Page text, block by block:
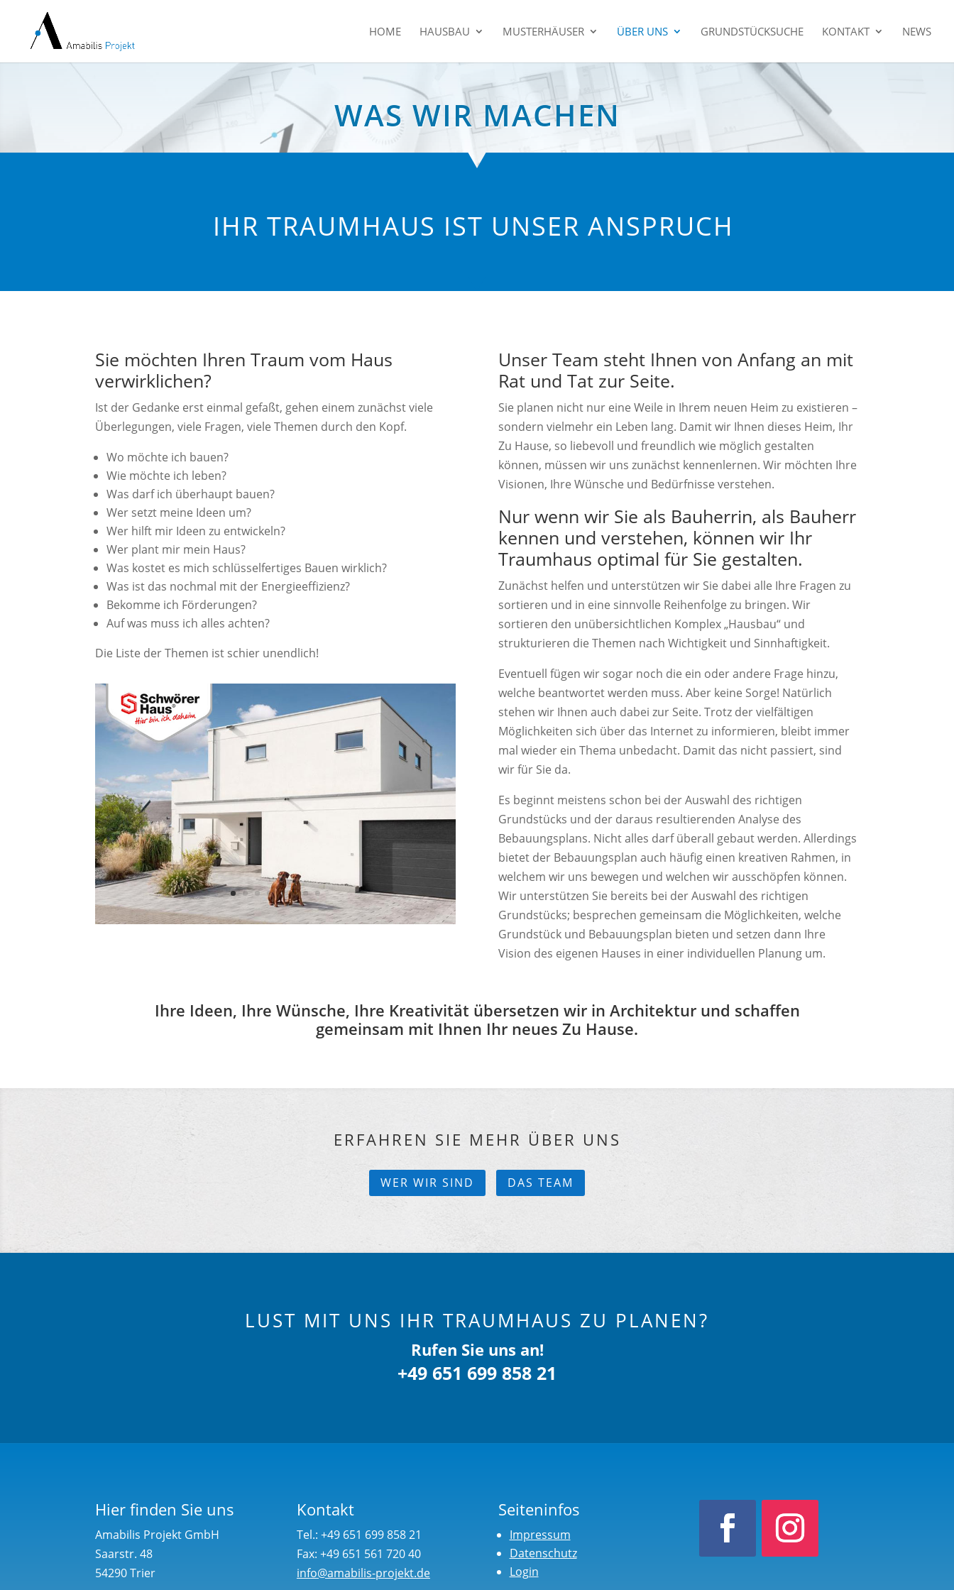
HOME HAUSBAU MUSTERHÄUSER ÜBER UNS GRUNDSTÜCKSUCHE KONTAKT NEWS
WAS WIR MACHEN
IHR TRAUMHAUS IST UNSER ANSPRUCH
Sie möchten Ihren Traum vom Haus
verwirklichen?
Ist der Gedanke erst einmal gefaßt, gehen einem zunächst viele
Überlegungen, viele Fragen, viele Themen durch den Kopf.
Wo möchte ich bauen?
Wie möchte ich leben?
Was darf ich überhaupt bauen?
Wer setzt meine Ideen um?
Wer hilft mir Ideen zu entwickeln?
Wer plant mir mein Haus?
Was kostet es mich schlüsselfertiges Bauen wirklich?
Was ist das nochmal mit der Energieeffizienz?
Bekomme ich Förderungen?
Auf was muss ich alles achten?
Die Liste der Themen ist schier unendlich!
Unser Team steht Ihnen von Anfang an mit
Rat und Tat zur Seite.
Sie planen nicht nur eine Weile in Ihrem neuen Heim zu existieren –
sondern vielmehr ein Leben lang. Damit wir Ihnen dieses Heim, Ihr
Zu Hause, so liebevoll und freundlich wie möglich gestalten
können, müssen wir uns zunächst kennenlernen. Wir möchten Ihre
Visionen, Ihre Wünsche und Bedürfnisse verstehen.
Nur wenn wir Sie als Bauherrin, als Bauherr
kennen und verstehen, können wir Ihr
Traumhaus optimal für Sie gestalten.
Zunächst helfen und unterstützen wir Sie dabei alle Ihre Fragen zu
sortieren und in eine sinnvolle Reihenfolge zu bringen. Wir
sortieren den unübersichtlichen Komplex „Hausbau“ und
strukturieren die Themen nach Wichtigkeit und Sinnhaftigkeit.
Eventuell fügen wir sogar noch die ein oder andere Frage hinzu,
welche beantwortet werden muss. Aber keine Sorge! Natürlich
stehen wir Ihnen auch dabei zur Seite. Trotz der vielfältigen
Möglichkeiten sich über das Internet zu informieren, bleibt immer
mal wieder ein Thema unbedacht. Damit das nicht passiert, sind
wir für Sie da.
Es beginnt meistens schon bei der Auswahl des richtigen
Grundstücks und der daraus resultierenden Analyse des
Bebauungsplans. Nicht alles darf überall gebaut werden. Allerdings
bietet der Bebauungsplan auch häufig einen kreativen Rahmen, in
welchem wir uns bewegen und welchen wir ausschöpfen können.
Wir unterstützen Sie bereits bei der Auswahl des richtigen
Grundstücks; besprechen gemeinsam die Möglichkeiten, welche
Grundstück und Bebauungsplan bieten und setzen dann Ihre
Vision des eigenen Hauses in einer individuellen Planung um.
Ihre Ideen, Ihre Wünsche, Ihre Kreativität übersetzen wir in Architektur und schaffen
gemeinsam mit Ihnen Ihr neues Zu Hause.
ERFAHREN SIE MEHR ÜBER UNS
WER WIR SIND DAS TEAM
LUST MIT UNS IHR TRAUMHAUS ZU PLANEN?
Rufen Sie uns an!
+49 651 699 858 21
Hier finden Sie uns
Amabilis Projekt GmbH
Saarstr. 48
54290 Trier
Kontakt
Tel.: +49 651 699 858 21
Fax: +49 651 561 720 40
info@amabilis-projekt.de
Seiteninfos
Impressum
Datenschutz
Login